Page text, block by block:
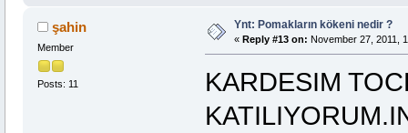
şahin
Member
Posts: 11
Ynt: Pomakların kökeni nedir ?
« Reply #13 on: November 27, 2011,
KARDESIM